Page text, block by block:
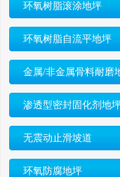
环氧树脂滚涂地坪
环氧树脂自流平地坪
金属/非金属骨料耐磨
渗透型密封固化剂地
无震动止滑坡道
环氧防腐地坪